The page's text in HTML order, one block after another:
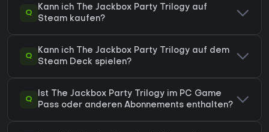
Q
Kann ich The Jackbox Party Trilogy auf
Steam kaufen?
Q
Kann ich The Jackbox Party Trilogy auf dem
Steam Deck spielen?
Q
Ist The Jackbox Party Trilogy im PC Game
Pass oder anderen Abonnements enthalten?